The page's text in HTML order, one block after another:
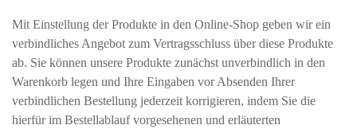
Mit Einstellung der Produkte in den Online-Shop geben wir ein
verbindliches Angebot zum Vertragsschluss über diese Produkte
ab. Sie können unsere Produkte zunächst unverbindlich in den
Warenkorb legen und Ihre Eingaben vor Absenden Ihrer
verbindlichen Bestellung jederzeit korrigieren, indem Sie die
hierfür im Bestellablauf vorgesehenen und erläuterten